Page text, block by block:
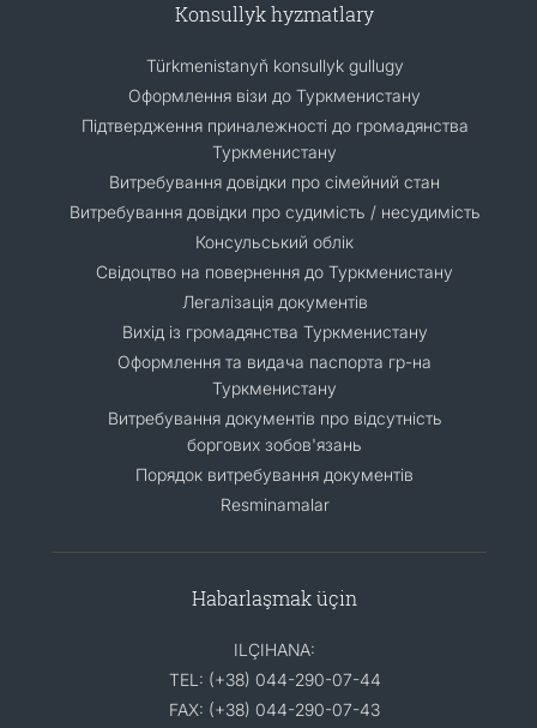
Konsullyk hyzmatlary
Türkmenistanyň konsullyk gullugy
Оформлення візи до Туркменистану
Підтвердження приналежності до громадянства
Туркменистану
Витребування довідки про сімейний стан
Витребування довідки про судимість / несудимість
Консульський облік
Свідоцтво на повернення до Туркменистану
Легалізація документів
Вихід із громадянства Туркменистану
Оформлення та видача паспорта гр-на
Туркменистану
Витребування документів про відсутність
боргових зобов'язань
Порядок витребування документів
Resminamalar
Habarlaşmak üçin
ILÇIHANA:
TEL: (+38) 044-290-07-44
FAX: (+38) 044-290-07-43